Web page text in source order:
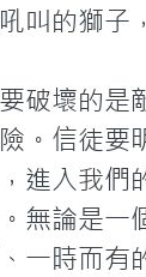
叫的獅子
破壞的
。信徒要
進入我
無論是
一時而